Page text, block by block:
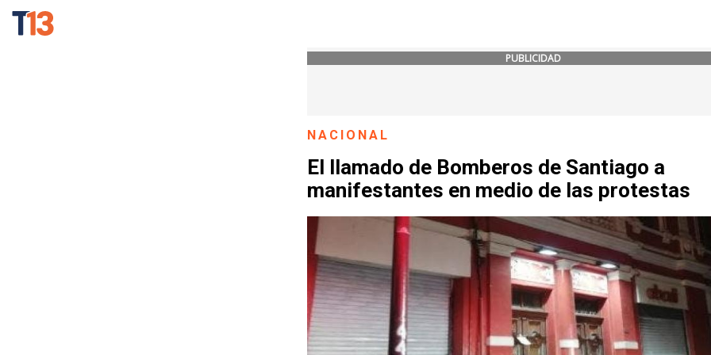
PUBLICIDAD
NACIONAL
El llamado de Bomberos de Santiago a
manifestantes en medio de las protestas